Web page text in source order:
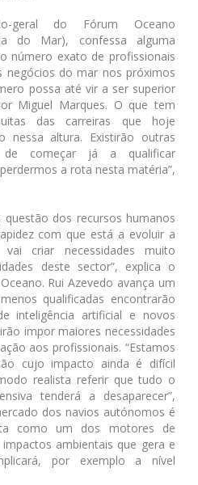
geral do Fórum Oceano
do Mar), confessa alguma
número exato de profissionais
negócios do mar nos próximos
possa até vir a ser superior
Miguel Marques. O que tem
das carreiras que hoje
nessa altura. Existirão outras
começar já a qualificar
a rota nesta matéria”,
dos recursos humanos
com que está a evoluir a
criar necessidades muito
deste sector”, explica o
Rui Azevedo avança um
qualificadas encontrarão
inteligência artificial e novos
impor maiores necessidades
aos profissionais. “Estamos
cujo impacto ainda é difícil
realista referir que tudo o
tenderá a desaparecer”,
dos navios autónomos é
como um dos motores de
ambientais que gera e
por exemplo a nível